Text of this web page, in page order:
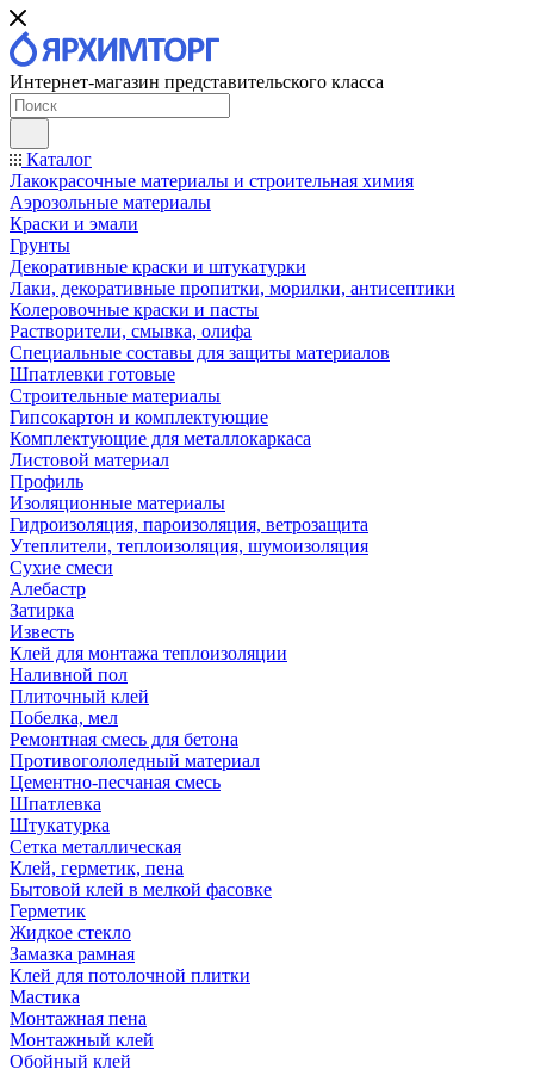
Интернет-магазин представительского класса
Каталог
Лакокрасочные материалы и строительная химия
Аэрозольные материалы
Краски и эмали
Грунты
Декоративные краски и штукатурки
Лаки, декоративные пропитки, морилки, антисептики
Колеровочные краски и пасты
Растворители, смывка, олифа
Специальные составы для защиты материалов
Шпатлевки готовые
Строительные материалы
Гипсокартон и комплектующие
Комплектующие для металлокаркаса
Листовой материал
Профиль
Изоляционные материалы
Гидроизоляция, пароизоляция, ветрозащита
Утеплители, теплоизоляция, шумоизоляция
Сухие смеси
Алебастр
Затирка
Известь
Клей для монтажа теплоизоляции
Наливной пол
Плиточный клей
Побелка, мел
Ремонтная смесь для бетона
Противогололедный материал
Цементно-песчаная смесь
Шпатлевка
Штукатурка
Сетка металлическая
Клей, герметик, пена
Бытовой клей в мелкой фасовке
Герметик
Жидкое стекло
Замазка рамная
Клей для потолочной плитки
Мастика
Монтажная пена
Монтажный клей
Обойный клей